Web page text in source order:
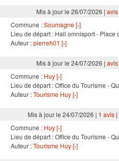
Mis à jour le 26/07/2026 | avis
Commune :Soumagne [›]
Lieu de départ : Hall omnisport - Place
Auteur :pierreh01 [›]
Mis à jour le 24/07/2026 | avis
Commune : Huy [›]
Lieu de départ : Office du Tourisme -
Auteur :Tourisme Huy [›]
Mis à jour le 24/07/2026 | 1 avis|
Commune : Huy [›]
Lieu de départ : Office du Tourisme -
Auteur :Tourisme Huy [›]